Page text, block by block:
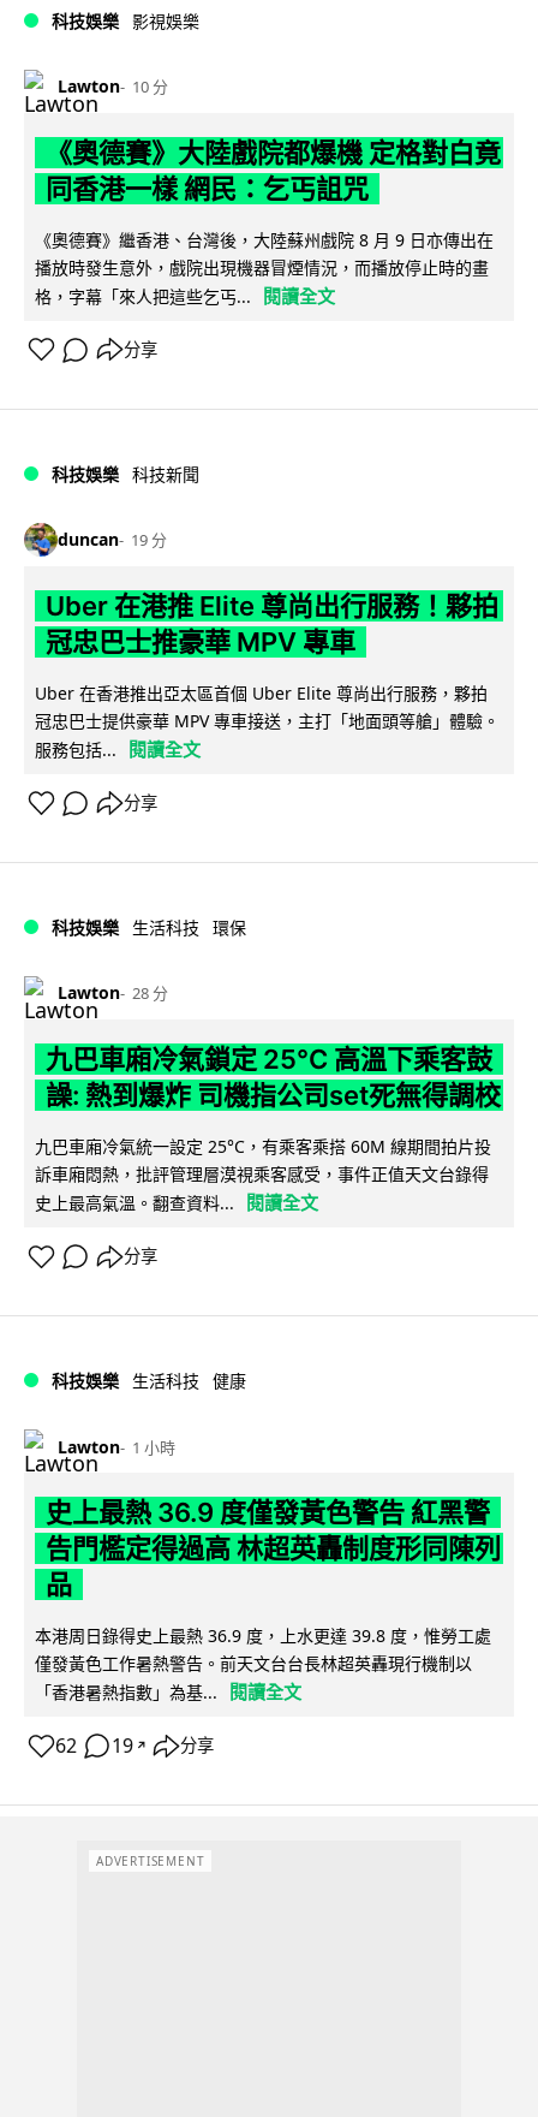
科技娛樂 影視娛樂
Lawton 10 分
《奧德賽》大陸戲院都爆機 定格對白竟
同香港一樣 網民：乞丐詛咒
《奧德賽》繼香港、台灣後，大陸蘇州戲院 8 月 9 日亦傳出在
播放時發生意外，戲院出現機器冒煙情況，而播放停止時的畫
格，字幕「來人把這些乞丐...
閱讀全文
分享
科技娛樂 科技新聞
duncan 19 分
Uber 在港推 Elite 尊尚出行服務！夥拍
冠忠巴士推豪華 MPV 專車
Uber 在香港推出亞太區首個 Uber Elite 尊尚出行服務，夥拍
冠忠巴士提供豪華 MPV 專車接送，主打「地面頭等艙」體驗。
服務包括...
閱讀全文
分享
科技娛樂 生活科技 環保
Lawton 28 分
九巴車廂冷氣鎖定 25°C 高溫下乘客鼓
譟: 熱到爆炸 司機指公司set死無得調校
九巴車廂冷氣統一設定 25°C，有乘客乘搭 60M 線期間拍片投
訴車廂悶熱，批評管理層漠視乘客感受，事件正值天文台錄得
史上最高氣溫。翻查資料...
閱讀全文
分享
科技娛樂 生活科技 健康
Lawton 1 小時
史上最熱 36.9 度僅發黃色警告 紅黑警
告門檻定得過高 林超英轟制度形同陳列
品
本港周日錄得史上最熱 36.9 度，上水更達 39.8 度，惟勞工處
僅發黃色工作暑熱警告。前天文台台長林超英轟現行機制以
「香港暑熱指數」為基...
閱讀全文
62 19 ↗ 分享
ADVERTISEMENT